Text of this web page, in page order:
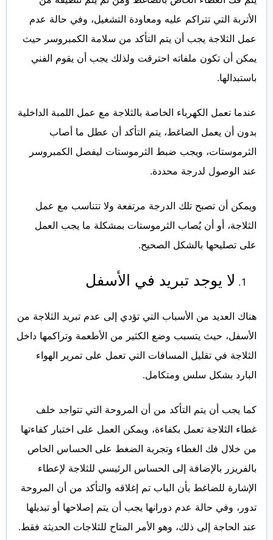
الأتربة التي تتراكم عليه ومعاودة التشغيل، وفي حالة عدم
عمل الثلاجة يجب أن يتم التأكد من سلامة الكمبروسر حيث
يمكن أن تكون ملفاته احترقت ولذلك يجب أن يقوم الفني
باستبدالها.
عندما تعمل الكهرباء الخاصة بالثلاجة مع عمل اللمبة الداخلية
بدون أن يعمل الضاغط، يتم التأكد أن عطل ما أصاب
الثرموستات، ويجب ضبط الثرموستات ليفصل الكمبروسر
عند الوصول لدرجة محددة.
ويمكن أن تصبح تلك الدرجة مرتفعة ولا تتناسب مع عمل
الثلاجة، أو أن يُصاب الثرموستات بمشكلة ما يجب العمل
على تصليحها بالشكل الصحيح.
لا يوجد تبريد في الأسفل
هناك العديد من الأسباب التي تؤدي إلى عدم تبريد الثلاجة من
الأسفل، حيث يتسبب وضع الكثير من الأطعمة وتراكمها داخل
الثلاجة في تقليل المسافات التي تعمل على تمرير الهواء
البارد بشكل سلس ومتكامل.
كما يجب أن يتم التأكد من أن المروحة التي تتواجد خلف
غطاء الثلاجة تعمل بكفاءة، ويمكن العمل على اختبار كفاءتها
من خلال فك الغطاء وتجربة الضغط على الحساس الخاص
بالفريزر بالإضافة إلى الحساس الرئيسي للثلاجة لإعطاء
الإشارة للضاغط بأن الباب تم إغلاقه والتأكد من أن المروحة
تدور، وفي حالة عدم دورانها يجب أن يتم إصلاحها أو تبديلها
عند الحاجة إلى ذلك، وهو الأمر المتاح للثلاجات الحديثة فقط.